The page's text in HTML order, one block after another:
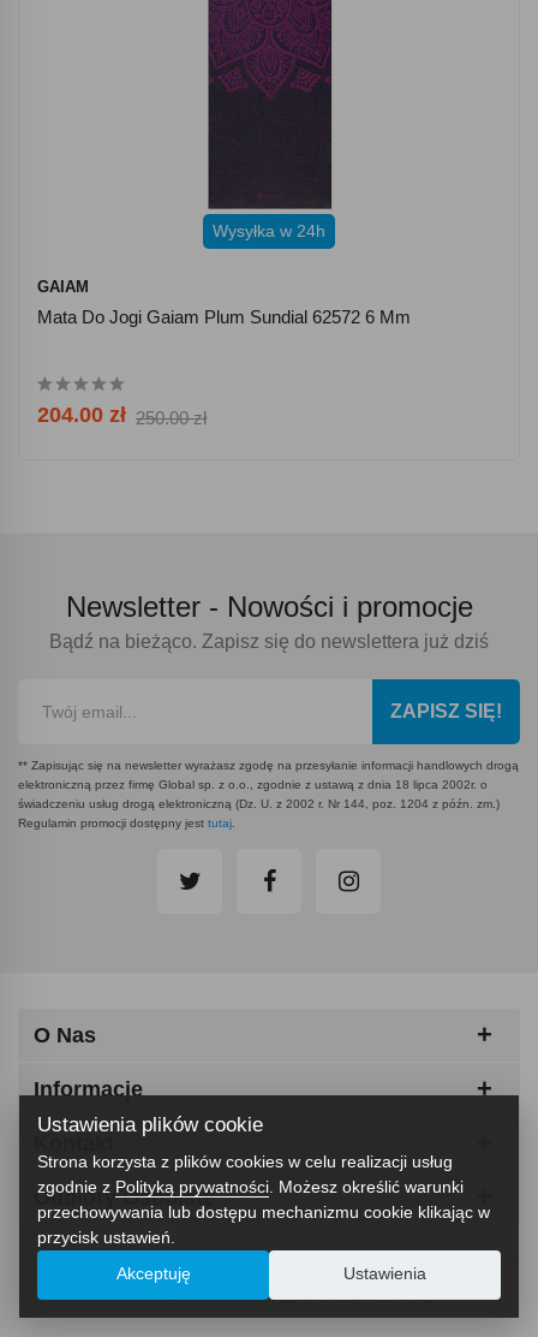
Wysyłka w 24h
GAIAM
Mata Do Jogi Gaiam Plum Sundial 62572 6 Mm
204.00 zł 250.00 zł
Newsletter - Nowości i promocje
Bądź na bieżąco. Zapisz się do newslettera już dziś
ZAPISZ SIĘ!
** Zapisując się na newsletter wyrażasz zgodę na przesyłanie informacji handlowych drogą
elektroniczną przez firmę Global sp. z o.o., zgodnie z ustawą z dnia 18 lipca 2002r. o
świadczeniu usług drogą elektroniczną (Dz. U. z 2002 r. Nr 144, poz. 1204 z późn. zm.)
Regulamin promocji dostępny jest tutaj
O Nas
Informacje
Odbiory Osobiste
ABCfitness - Siłownia I Sprzęt Fitness © 2026
Ustawienia plików cookie
Strona korzysta z plików cookies w celu realizacji usług
zgodnie z Polityką prywatności . Możesz określić warunki
przechowywania lub dostępu mechanizmu cookie klikając w
przycisk ustawień.
Akceptuję Ustawienia